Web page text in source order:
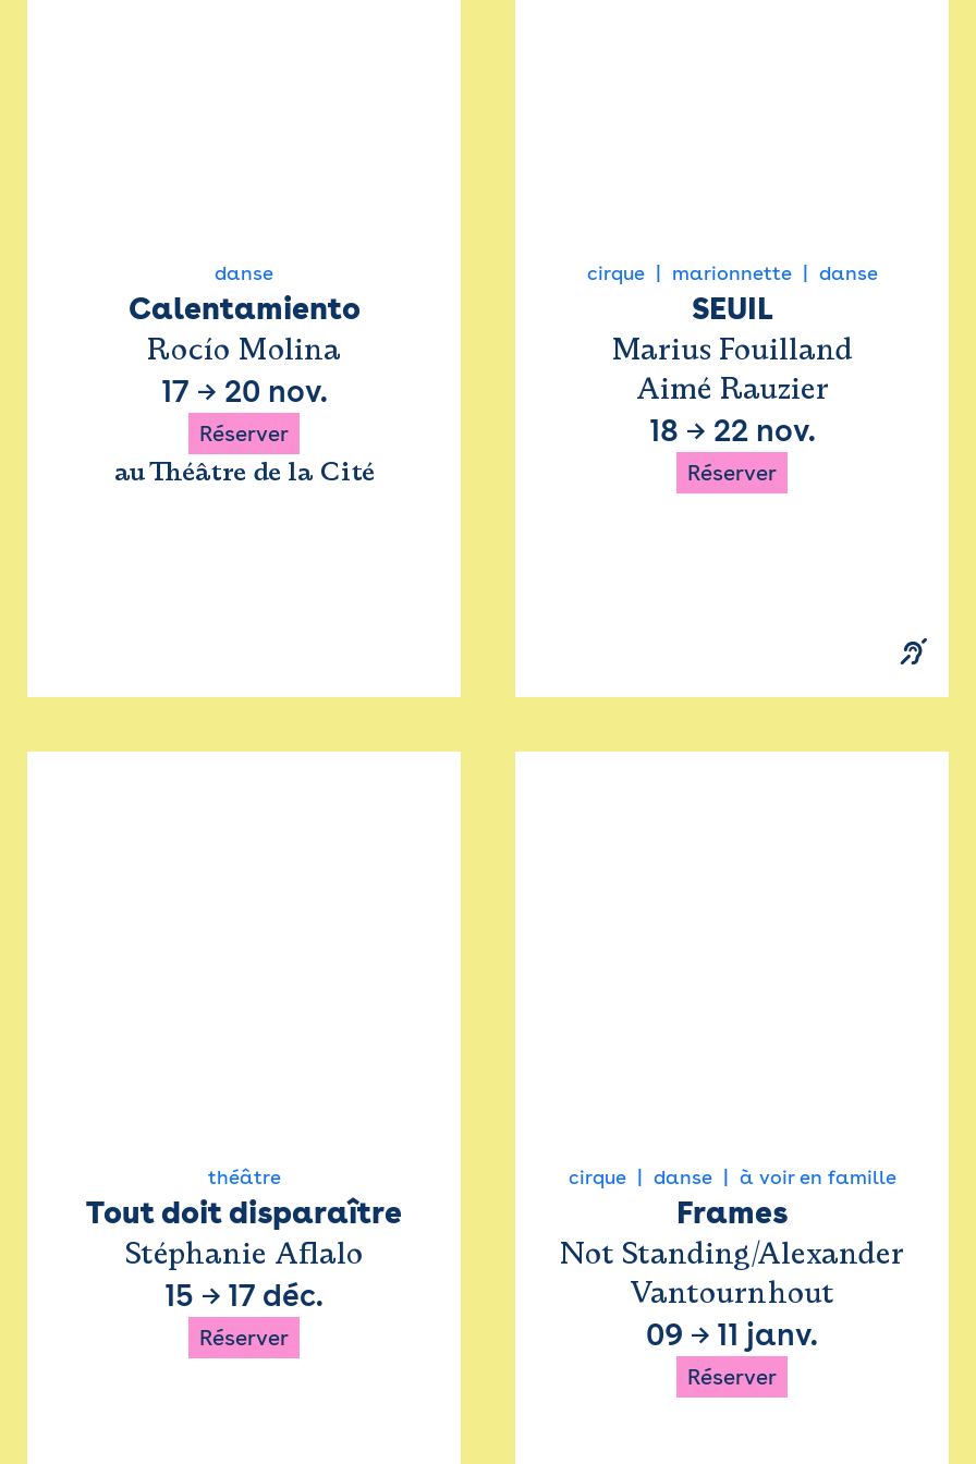
danse
Calentamiento
Rocío Molina
17 → 20 nov.
Réserver
au Théâtre de la Cité
cirque marionnette danse
SEUIL
Marius Fouilland
Aimé Rauzier
18 → 22 nov.
Réserver
théâtre
Tout doit disparaître
Stéphanie Aflalo
15 → 17 déc.
Réserver
cirque danse à voir en famille
Frames
Not Standing/Alexander
Vantournhout
09 → 11 janv.
Réserver